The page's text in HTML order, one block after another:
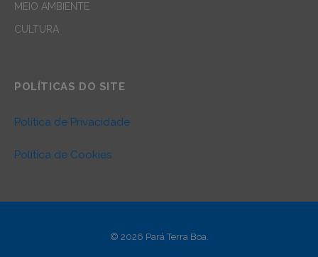
MEIO AMBIENTE
CULTURA
POLÍTICAS DO SITE
Política de Privacidade
Política de Cookies
© 2026 Pará Terra Boa.